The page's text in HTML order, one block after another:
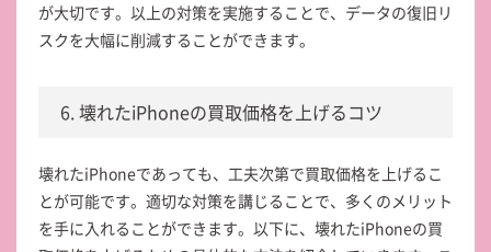
が大切です。以上の対策を実施することで、データの復旧リ
スクを大幅に削減することができます。
6. 壊れたiPhoneの買取価格を上げるコツ
壊れたiPhoneであっても、工夫次第で買取価格を上げるこ
とが可能です。適切な対策を講じることで、多くのメリット
を手に入れることができます。以下に、壊れたiPhoneの買